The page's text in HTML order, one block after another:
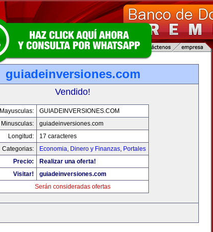
guiadeinversiones.com
Vendido!
Mayusculas:
GUIADEINVERSIONES.COM
Minusculas:
guiadeinversiones.com
Longitud:
17 caracteres
Categorias:
Economia, Dinero y Finanzas, Portales
Precio:
Realizar una oferta!
Visitar!
guiadeinversiones.com
Serán consideradas ofertas